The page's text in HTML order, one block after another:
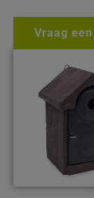
Vraag